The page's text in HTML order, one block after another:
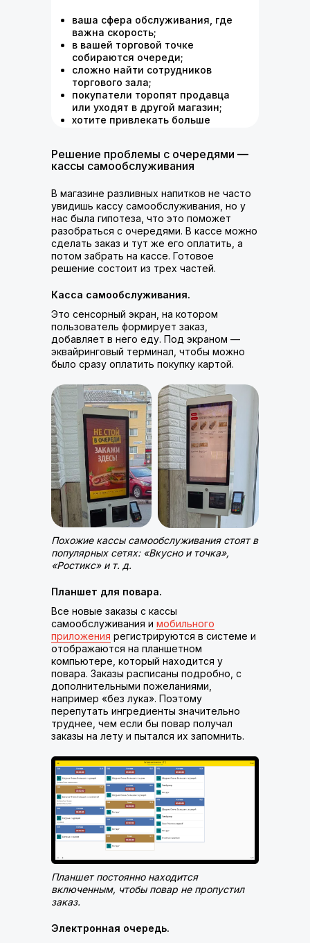
ваша сфера обслуживания, где
важна скорость;
в вашей торговой точке
собираются очереди;
сложно найти сотрудников
торгового зала;
покупатели торопят продавца
или уходят в другой магазин;
хотите привлекать больше
В магазине разливных напитков не часто
увидишь кассу самообслуживания, но у
нас была гипотеза, что это поможет
разобраться с очередями. В кассе можно
сделать заказ и тут же его оплатить, а
потом забрать на кассе. Готовое
решение состоит из трех частей.
Решение проблемы с очередями —
кассы самообслуживания
Похожие кассы самообслуживания стоят в
популярных сетях: «Вкусно и точка»,
«Ростикс» и т. д.
Планшет постоянно находится
включенным, чтобы повар не пропустил
заказ.
Планшет для повара.
Все новые заказы с кассы
самообслуживания и мобильного
приложения регистрируются в системе и
отображаются на планшетном
компьютере, который находится у
повара. Заказы расписаны подробно, с
дополнительными пожеланиями,
например «без лука». Поэтому
перепутать ингредиенты значительно
труднее, чем если бы повар получал
заказы на лету и пытался их запомнить.
Электронная очередь.
Касса самообслуживания.
Это сенсорный экран, на котором
пользователь формирует заказ,
добавляет в него еду. Под экраном —
эквайринговый терминал, чтобы можно
было сразу оплатить покупку картой.